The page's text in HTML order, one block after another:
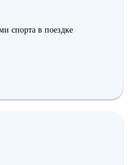
спорта в поездке